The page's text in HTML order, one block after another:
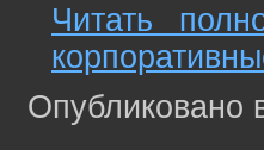
Читать
Опубликовано